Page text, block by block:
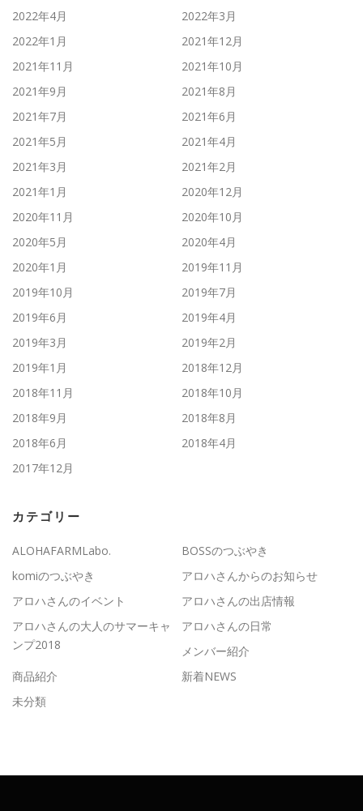
2022年4月
2022年3月
2022年1月
2021年12月
2021年11月
2021年10月
2021年9月
2021年8月
2021年7月
2021年6月
2021年5月
2021年4月
2021年3月
2021年2月
2021年1月
2020年12月
2020年11月
2020年10月
2020年5月
2020年4月
2020年1月
2019年11月
2019年10月
2019年7月
2019年6月
2019年4月
2019年3月
2019年2月
2019年1月
2018年12月
2018年11月
2018年10月
2018年9月
2018年8月
2018年6月
2018年4月
2017年12月
カテゴリー
ALOHAFARMLabo.
BOSSのつぶやき
komiのつぶやき
アロハさんからのお知らせ
アロハさんのイベント
アロハさんの出店情報
アロハさんの大人のサマーキャ
ンプ2018
アロハさんの日常
メンバー紹介
商品紹介
新着NEWS
未分類